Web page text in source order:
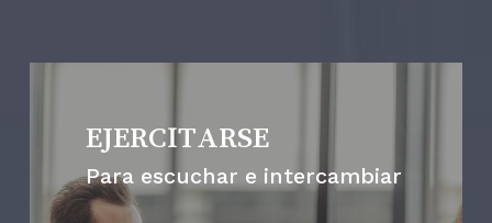
EJERCITARSE
Para escuchar e intercambiar